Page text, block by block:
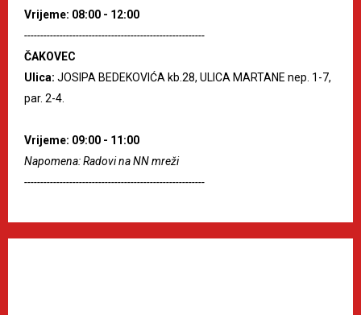
Vrijeme: 08:00 - 12:00
--------------------------------------------------------
ČAKOVEC
Ulica: JOSIPA BEDEKOVIĆA kb.28, ULICA MARTANE nep. 1-7,
par. 2-4.
Vrijeme: 09:00 - 11:00
Napomena: Radovi na NN mreži
--------------------------------------------------------